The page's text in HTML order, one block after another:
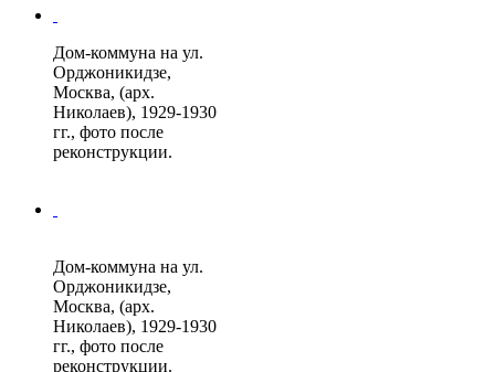
Дом-коммуна на ул.
Орджоникидзе,
Москва, (арх.
Николаев), 1929-1930
гг., фото после
реконструкции.
Дом-коммуна на ул.
Орджоникидзе,
Москва, (арх.
Николаев), 1929-1930
гг., фото после
реконструкции.